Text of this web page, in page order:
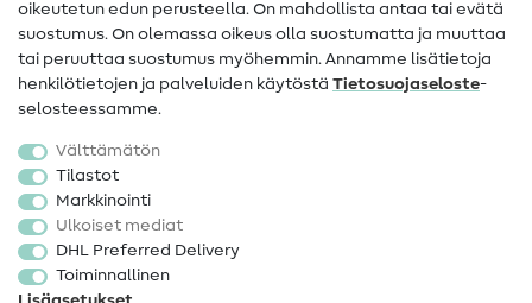
FAQ
Peruutusoikeus
Suosittu
Kankaat
Ompelutarvikkeet
Ale
oikeutetun edun perusteella. On mahdollista antaa tai evätä
suostumus. On olemassa oikeus olla suostumatta ja muuttaa
tai peruuttaa suostumus myöhemmin. Annamme lisätietoja
henkilötietojen ja palveluiden käytöstä Tietosuojaseloste-
selosteessamme.
Välttämätön
Tilastot
Markkinointi
Ulkoiset mediat
DHL Preferred Delivery
Toiminnallinen